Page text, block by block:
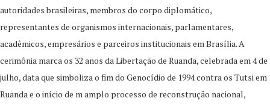
autoridades brasileiras, membros do corpo diplomático,
representantes de organismos internacionais, parlamentares,
acadêmicos, empresários e parceiros institucionais em Brasília. A
cerimônia marca os 32 anos da Libertação de Ruanda, celebrada em 4 de
julho, data que simboliza o fim do Genocídio de 1994 contra os Tutsi em
Ruanda e o início de m amplo processo de reconstrução nacional,